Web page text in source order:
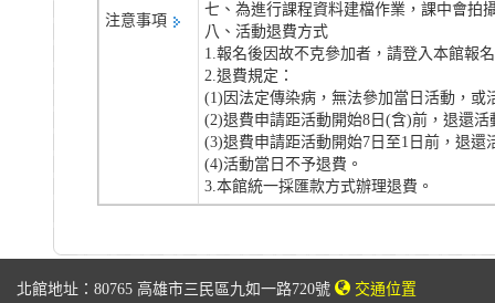
注意事項
七、為進行課程資料建檔作業，課中會拍
八、活動退費方式
1.報名後因故不克參加者，請登入本館報
2.退費規定：
(1)因法定傳染病，無法參加當日活動，
(2)退費申請距活動開始8日(含)前，退還活
(3)退費申請距活動開始7日至1日前，退還
(4)活動當日不予退費。
3.本館統一採匯款方式辦理退費。
北館地址：80765 高雄市三民區九如一路720號 交通位置